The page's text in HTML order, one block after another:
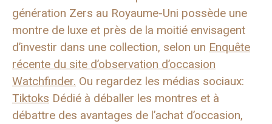
génération Zers au Royaume-Uni possède une
montre de luxe et près de la moitié envisagent
d’investir dans une collection, selon un Enquête
récente du site d’observation d’occasion
Watchfinder. Ou regardez les médias sociaux:
Tiktoks Dédié à déballer les montres et à
débattre des avantages de l’achat d’occasion,